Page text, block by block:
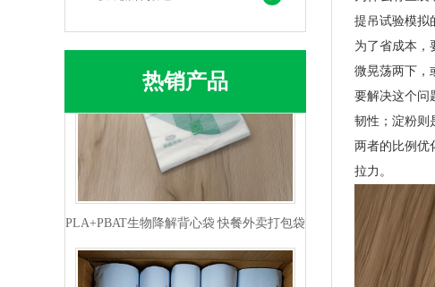
热销产品
PLA+PBAT生物降解背心袋 快餐外卖打包袋
提吊试验模拟
为了省成本，
微晃荡两下，
要解决这个问
韧性；淀粉则
两者的比例优
拉力。